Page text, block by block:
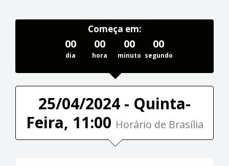
Começa em:
00
dia
00
hora
00
minuto
00
segundo
25/04/2024 - Quinta-
Feira, 11:00 Horário de Brasília